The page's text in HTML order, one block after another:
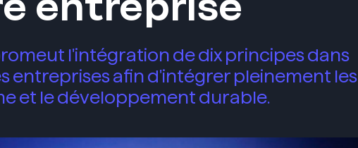
l'intégration de dix principes dans
entreprises afin d'intégrer pleinement les
et le développement durable.